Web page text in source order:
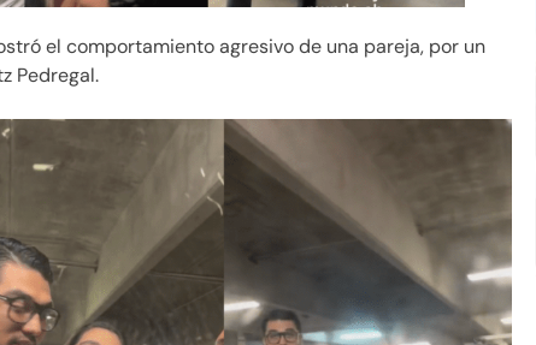
el comportamiento agresivo de una pareja, por un
Pedregal.